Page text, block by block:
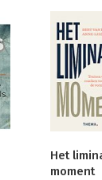
Het
moment